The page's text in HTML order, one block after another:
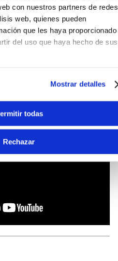
con nuestros partners de redes
web, quienes pueden
que les haya proporcionado
del uso que haya hecho de sus
Mostrar detalles
todas
Rechazar
se seca rápidamente.
patentado por